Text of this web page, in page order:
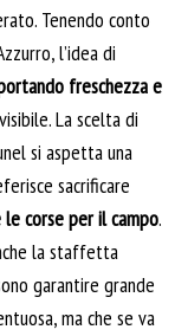
Tenendo conto
l’idea di
freschezza e
La scelta di
si aspetta una
sacrificare
le corse per il campo.
la staffetta
garantire grande
ma che se va